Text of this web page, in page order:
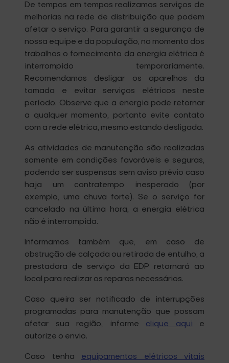
De tempos em tempos realizamos serviços de
melhorias na rede de distribuição que podem
afetar o serviço. Para garantir a segurança de
nossa equipe e da população, no momento dos
trabalhos o fornecimento da energia elétrica é
interrompido temporariamente.
Recomendamos desligar os aparelhos da
tomada e evitar serviços elétricos neste
período. Observe que a energia pode retornar
a qualquer momento, portanto evite contato
com a rede elétrica, mesmo estando desligada.
As atividades de manutenção são realizadas
somente em condições favoráveis e seguras,
podendo ser suspensas sem aviso prévio caso
haja um contratempo inesperado (por
exemplo, uma chuva forte). Se o serviço for
cancelado na última hora, a energia elétrica
não é interrompida.
Informamos também que, em caso de
obstrução de calçada ou retirada de entulho, a
prestadora de serviço da EDP retornará ao
local para realizar os reparos necessários.
Caso queira ser notificado de interrupções
programadas para manutenção que possam
afetar sua região, informe clique aqui e
autorize o envio.
Caso tenha equipamentos elétricos vitais